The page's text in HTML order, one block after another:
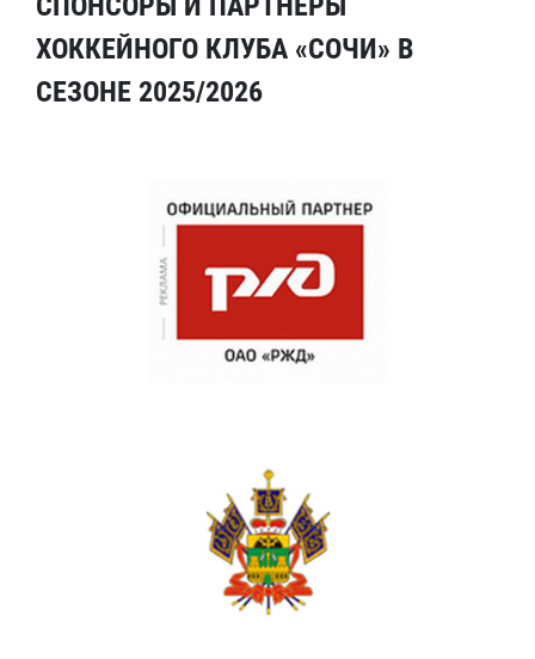
ХОККЕЙНОГО КЛУБА «СОЧИ» В
СЕЗОНЕ 2025/2026